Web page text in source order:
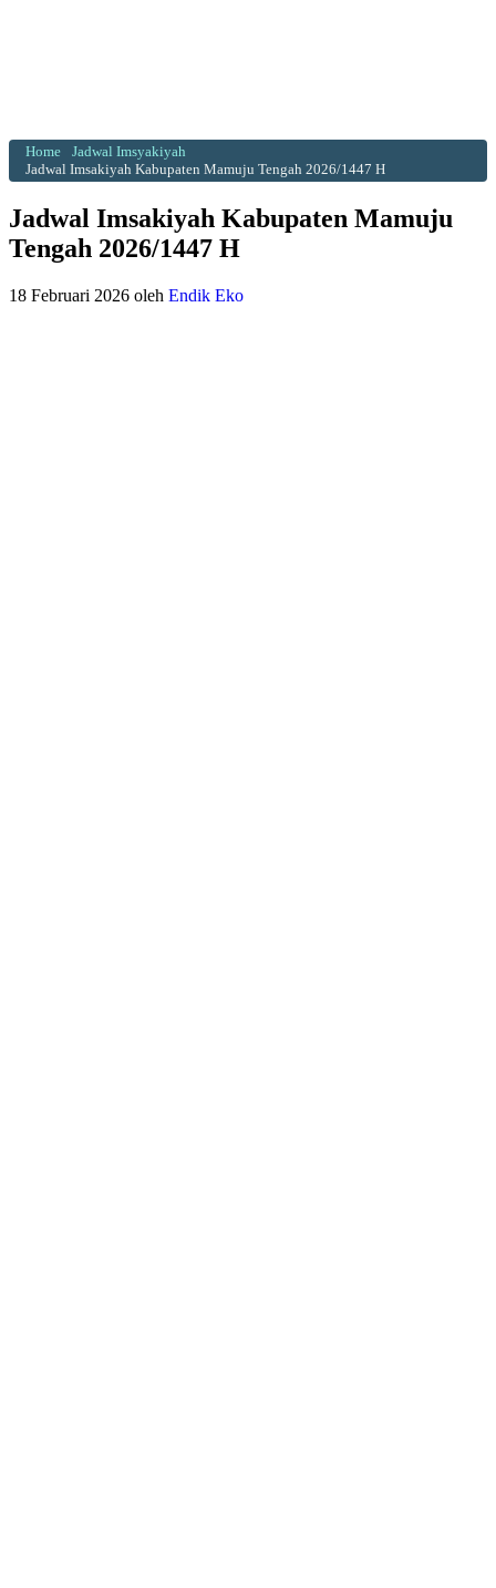
Home
Jadwal Imsyakiyah
Jadwal Imsakiyah Kabupaten Mamuju Tengah 2026/1447 H
Jadwal Imsakiyah Kabupaten Mamuju
Tengah 2026/1447 H
18 Februari 2026 oleh Endik Eko